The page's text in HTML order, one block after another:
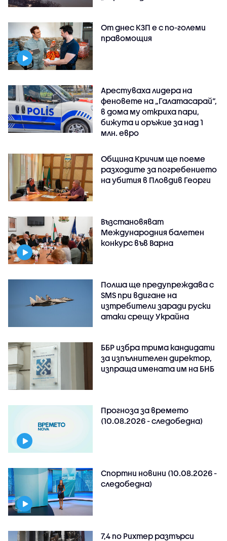
От днес КЗП е с по-големи
правомощия
Арестуваха лидера на
феновете на „Галатасарай“,
в дома му откриха пари,
бижута и оръжие за над 1
млн. евро
Община Кричим ще поеме
разходите за погребението
на убития в Пловдив Георги
Възстановяват
Международния балетен
конкурс във Варна
Полша ще предупреждава с
SMS при вдигане на
изтребители заради руски
атаки срещу Украйна
ББР избра трима кандидати
за изпълнителен директор,
изпраща имената им на БНБ
Прогноза за времето
(10.08.2026 - следобедна)
Спортни новини (10.08.2026 -
следобедна)
7,4 по Рихтер разтърси